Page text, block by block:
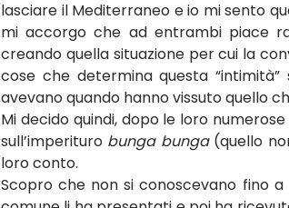
lasciare il Mediterraneo e io mi sento
mi accorgo che ad entrambi piace
creando quella situazione per cui la
cose che determina questa
avevano quando hanno vissuto quello
Mi decido quindi, dopo le loro
sull’imperituro bunga bunga (quello
loro conto.
Scopro che non si conoscevano fino